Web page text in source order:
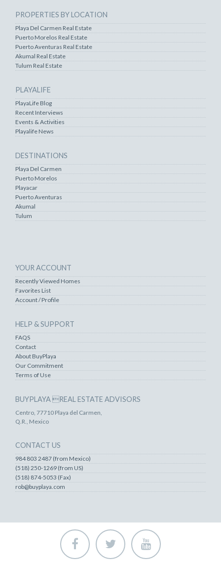
PROPERTIES BY LOCATION
Playa Del Carmen Real Estate
Puerto Morelos Real Estate
Puerto Aventuras Real Estate
Akumal Real Estate
Tulum Real Estate
PLAYALIFE
PlayaLife Blog
Recent Interviews
Events & Activities
Playalife News
DESTINATIONS
Playa Del Carmen
Puerto Morelos
Playacar
Puerto Aventuras
Akumal
Tulum
YOUR ACCOUNT
Recently Viewed Homes
Favorites List
Account / Profile
HELP & SUPPORT
FAQS
Contact
About BuyPlaya
Our Commitment
Terms of Use
BUYPLAYA REAL ESTATE ADVISORS
Centro, 77710 Playa del Carmen,
Q.R., Mexico
CONTACT US
984 803 2487 (from Mexico)
(518) 250-1269 (from US)
(518) 874-5053 (Fax)
rob@buyplaya.com